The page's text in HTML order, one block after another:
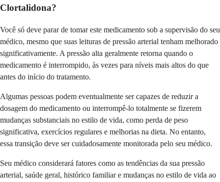
Clortalidona?
Você só deve parar de tomar este medicamento sob a supervisão do seu
médico, mesmo que suas leituras de pressão arterial tenham melhorado
significativamente. A pressão alta geralmente retorna quando o
medicamento é interrompido, às vezes para níveis mais altos do que
antes do início do tratamento.
Algumas pessoas podem eventualmente ser capazes de reduzir a
dosagem do medicamento ou interrompê-lo totalmente se fizerem
mudanças substanciais no estilo de vida, como perda de peso
significativa, exercícios regulares e melhorias na dieta. No entanto,
essa transição deve ser cuidadosamente monitorada pelo seu médico.
Seu médico considerará fatores como as tendências da sua pressão
arterial, saúde geral, histórico familiar e mudanças no estilo de vida ao